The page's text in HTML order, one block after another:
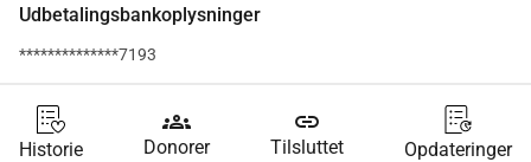
Udbetalingsbankoplysninger
**************7193
Historie
groups
Donorer
link
Tilsluttet Opdateringer